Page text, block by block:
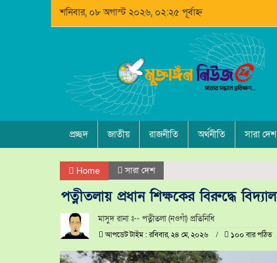
শনিবার, ০৮ অগাস্ট ২০২৬, ০২:২৫ পূর্বাহ্ন
প্রচ্ছদ জাতীয় রাজনীতি অর্থনীতি সারা দেশ
Home সারা দেশ
পত্নীতলায় প্রধান শিক্ষকের বিরুদ্ধে
মাসুদ রানা ঃ-- পত্নীতলা (নওগাঁ) প্রতিনিধি
আপডেট টাইম : রবিবার, ২৪ মে, ২০২৬ ১০০ বার পঠিত